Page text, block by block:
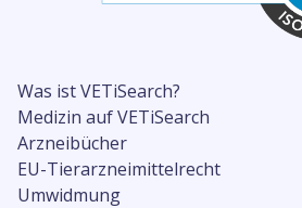
Was ist VETiSearch?
Medizin auf VETiSearch
Arzneibücher
EU-Tierarzneimittelrecht
Umwidmung